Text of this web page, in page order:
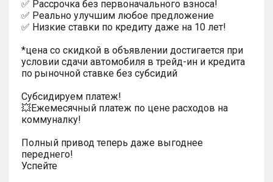
✅ Рассрочка без первоначального взноса!
✅ Реально улучшим любое предложение
✅ Низкие ставки по кредиту даже на 10 лет!
*цена со скидкой в объявлении достигается при
условии сдачи автомобиля в трейд-ин и кредита
по рыночной ставке без субсидий
Субсидируем платеж!
💥Ежемесячный платеж по цене расходов на
коммуналку!
Полный привод теперь даже выгоднее
переднего!
Успейте